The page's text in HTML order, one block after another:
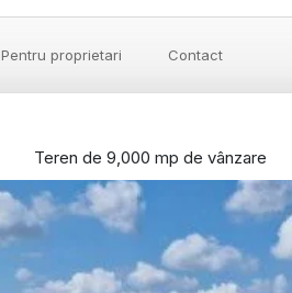
Pentru proprietari Contact
Teren de 9,000 mp de vânzare